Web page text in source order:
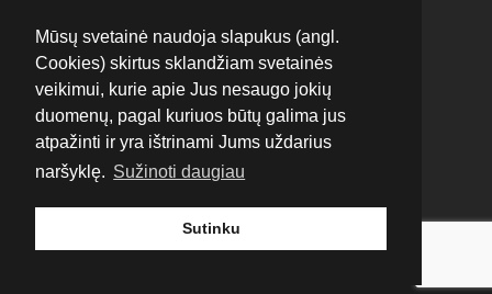
Mūsų svetainė naudoja slapukus (angl.
Cookies) skirtus sklandžiam svetainės
veikimui, kurie apie Jus nesaugo jokių
duomenų, pagal kuriuos būtų galima jus
atpažinti ir yra ištrinami Jums uždarius
naršyklę. Sužinoti daugiau
Sutinku
ecat@ecat.lt
Facebook
Instagram
LinkedIn
© 2020 ECAT